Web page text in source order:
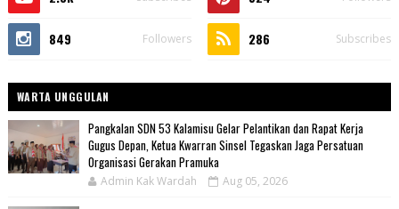
849 Followers 286 Subscribes
WARTA UNGGULAN
Pangkalan SDN 53 Kalamisu Gelar Pelantikan dan Rapat Kerja
Gugus Depan, Ketua Kwarran Sinsel Tegaskan Jaga Persatuan
Organisasi Gerakan Pramuka
Admin Kak Wardah Aug 05, 2026